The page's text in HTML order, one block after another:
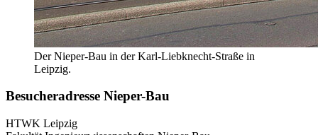
Der Nieper-Bau in der Karl-Liebknecht-Straße in
Leipzig.
Besucheradresse Nieper-Bau
HTWK Leipzig